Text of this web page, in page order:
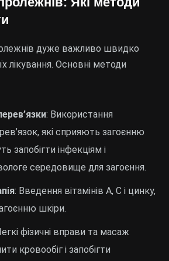
дуже важливо швидко
лікування. Основні методи
: Використання
які сприяють загоєнню
запобігти інфекціям і
середовище для загоєння.
: Введення вітамінів А, С і цинку,
шкіри.
фізичні вправи та масаж
кровообіг і запобігти